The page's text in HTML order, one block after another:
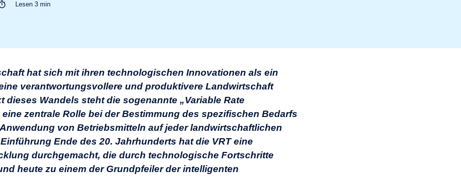
Lesen 3 min
hat sich mit ihren technologischen Innovationen als ein
verantwortungsvollere und produktivere Landwirtschaft
dieses Wandels steht die sogenannte „Variable Rate
eine zentrale Rolle bei der Bestimmung des spezifischen Bedarfs
von Betriebsmitteln auf jeder landwirtschaftlichen
Ende des 20. Jahrhunderts hat die VRT eine
durchgemacht, die durch technologische Fortschritte
heute zu einem der Grundpfeiler der intelligenten